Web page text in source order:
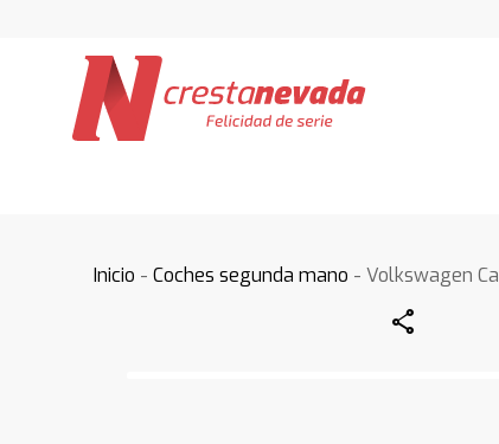
Inicio -Coches segunda mano - Volkswagen
Share